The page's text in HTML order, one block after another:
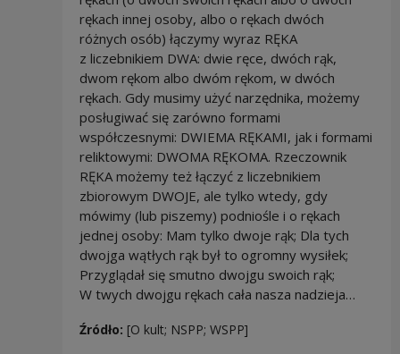
rękach innej osoby, albo o rękach dwóch
różnych osób) łączymy wyraz RĘKA
z liczebnikiem DWA: dwie ręce, dwóch rąk,
dwom rękom albo dwóm rękom, w dwóch
rękach. Gdy musimy użyć narzędnika, możemy
posługiwać się zarówno formami
współczesnymi: DWIEMA RĘKAMI, jak i formami
reliktowymi: DWOMA RĘKOMA. Rzeczownik
RĘKA możemy też łączyć z liczebnikiem
zbiorowym DWOJE, ale tylko wtedy, gdy
mówimy (lub piszemy) podniośle i o rękach
jednej osoby: Mam tylko dwoje rąk; Dla tych
dwojga wątłych rąk był to ogromny wysiłek;
Przyglądał się smutno dwojgu swoich rąk;
W twych dwojgu rękach cała nasza nadzieja…
Źródło: [O kult; NSPP; WSPP]